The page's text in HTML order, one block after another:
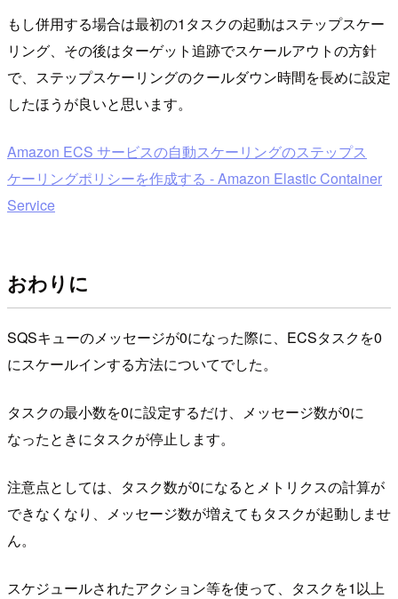
もし併用する場合は最初の1タスクの起動はステップスケー
リング、その後はターゲット追跡でスケールアウトの方針
で、ステップスケーリングのクールダウン時間を長めに設定
したほうが良いと思います。
Amazon ECS サービスの自動スケーリングのステップス
ケーリングポリシーを作成する - Amazon Elastic Container
Service
おわりに
SQSキューのメッセージが0になった際に、ECSタスクを0
にスケールインする方法についてでした。
タスクの最小数を0に設定するだけ、メッセージ数が0に
なったときにタスクが停止します。
注意点としては、タスク数が0になるとメトリクスの計算が
できなくなり、メッセージ数が増えてもタスクが起動しませ
ん。
スケジュールされたアクション等を使って、タスクを1以上